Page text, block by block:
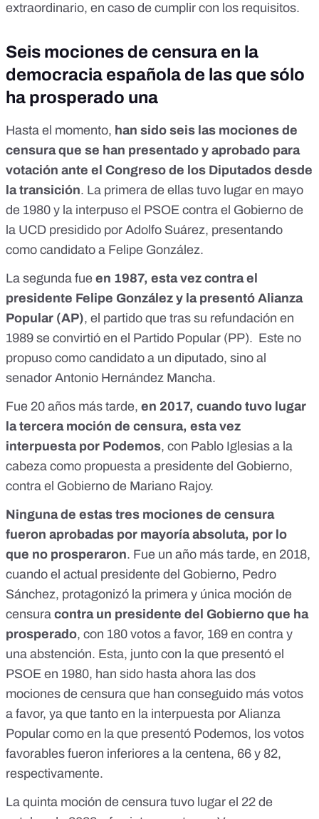
extraordinario, en caso de cumplir con los requisitos.
Seis mociones de censura en la
democracia española de las que sólo
ha prosperado una
Hasta el momento, han sido seis las mociones de
censura que se han presentado y aprobado para
votación ante el Congreso de los Diputados desde
la transición. La primera de ellas tuvo lugar en mayo
de 1980 y la interpuso el PSOE contra el Gobierno de
la UCD presidido por Adolfo Suárez, presentando
como candidato a Felipe González.
La segunda fue en 1987, esta vez contra el
presidente Felipe González y la presentó Alianza
Popular (AP), el partido que tras su refundación en
1989 se convirtió en el Partido Popular (PP). Este no
propuso como candidato a un diputado, sino al
senador Antonio Hernández Mancha.
Fue 20 años más tarde, en 2017, cuando tuvo lugar
la tercera moción de censura, esta vez
interpuesta por Podemos, con Pablo Iglesias a la
cabeza como propuesta a presidente del Gobierno,
contra el Gobierno de Mariano Rajoy.
Ninguna de estas tres mociones de censura
fueron aprobadas por mayoría absoluta, por lo
que no prosperaron. Fue un año más tarde, en 2018,
cuando el actual presidente del Gobierno, Pedro
Sánchez, protagonizó la primera y única moción de
censura contra un presidente del Gobierno que ha
prosperado, con 180 votos a favor, 169 en contra y
una abstención. Esta, junto con la que presentó el
PSOE en 1980, han sido hasta ahora las dos
mociones de censura que han conseguido más votos
a favor, ya que tanto en la interpuesta por Alianza
Popular como en la que presentó Podemos, los votos
favorables fueron inferiores a la centena, 66 y 82,
respectivamente.
La quinta moción de censura tuvo lugar el 22 de